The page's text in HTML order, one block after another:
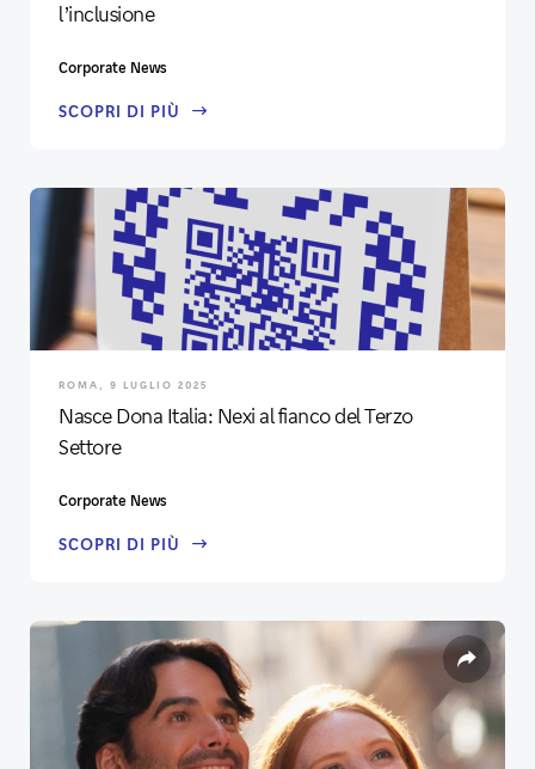
l’inclusione
Corporate News
SCOPRI DI PIÙ
ROMA, 9 LUGLIO 2025
Nasce Dona Italia: Nexi al fianco del Terzo
Settore
Corporate News
SCOPRI DI PIÙ